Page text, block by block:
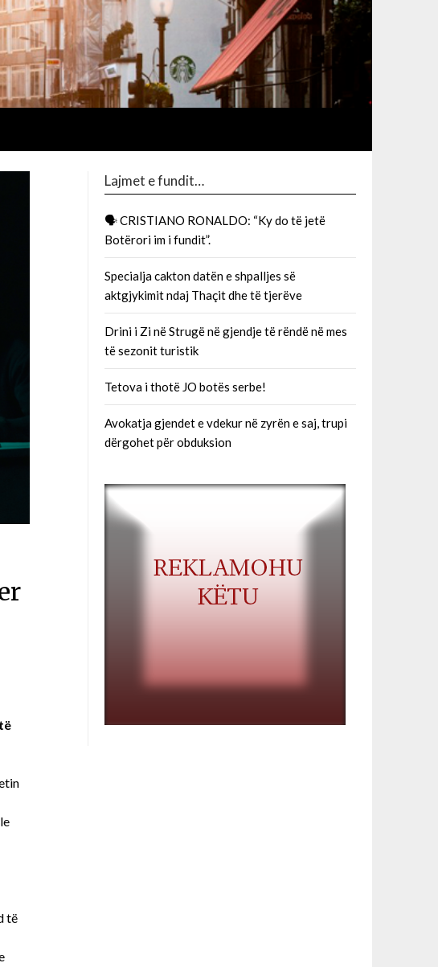
të
Lajmet e fundit…
🗣 CRISTIANO RONALDO: “Ky do të jetë
Botërori im i fundit”.
Specialja cakton datën e shpalljes së
aktgjykimit ndaj Thaçit dhe të tjerëve
Drini i Zi në Strugë në gjendje të rëndë në mes
të sezonit turistik
Tetova i thotë JO botës serbe!
Avokatja gjendet e vdekur në zyrën e saj, trupi
dërgohet për obduksion